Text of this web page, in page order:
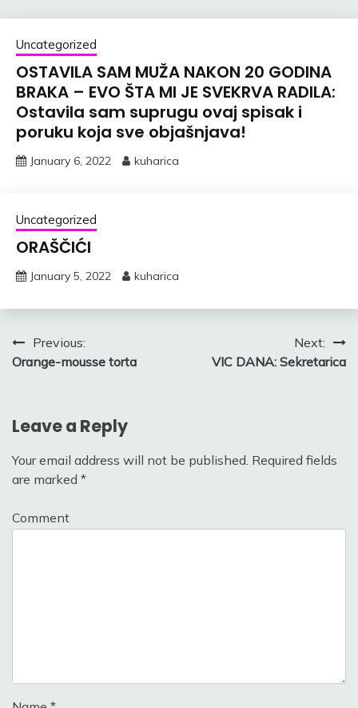
Uncategorized
OSTAVILA SAM MUŽA NAKON 20 GODINA
BRAKA – EVO ŠTA MI JE SVEKRVA RADILA:
Ostavila sam suprugu ovaj spisak i
poruku koja sve objašnjava!
January 6, 2022 kuharica
Uncategorized
ORAŠČIĆI
January 5, 2022 kuharica
Post
navigation
Previous:
Orange-mousse torta
Next:
VIC DANA: Sekretarica
Leave a Reply
Your email address will not be published. Required fields
are marked *
Comment